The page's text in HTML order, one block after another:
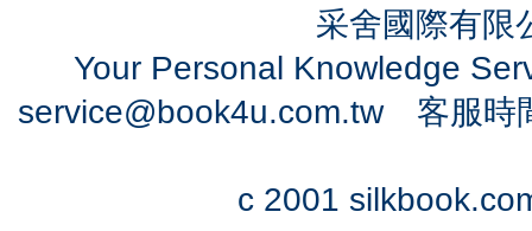
采舍國際有
Your Personal Knowledge
service@book4u.com.tw客服時
c 2001